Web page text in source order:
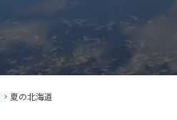
夏の北海道